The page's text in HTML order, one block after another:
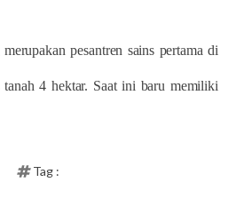
pesantren sains pertama di
4 hektar. Saat ini baru memiliki
Tag :